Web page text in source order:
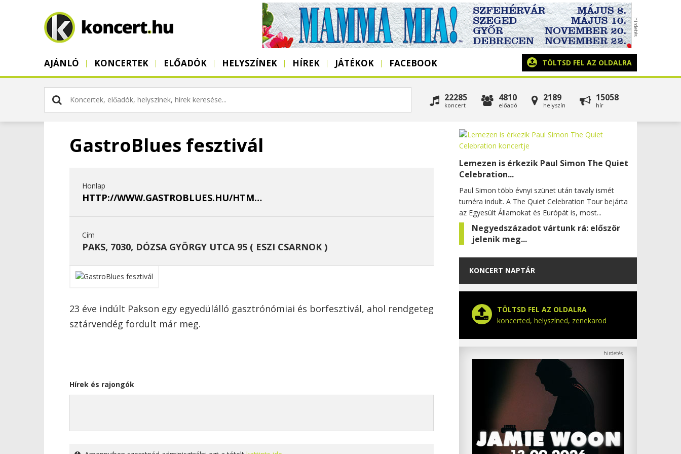
AJÁNLÓ KONCERTEK ELŐADÓK HELYSZÍNEK HÍREK JÁTÉKOK FACEBOOK TÖLTSD FEL AZ OLDALRA
22285
koncert
4810
előadó
2189
helyszín
15058
hír
GastroBlues fesztivál
Honlap
HTTP://WWW.GASTROBLUES.HU/HTMLS/F337MENU.HTML
Cím
PAKS, 7030, DÓZSA GYÖRGY UTCA 95 ( ESZI CSARNOK )
23 éve indúlt Pakson egy egyedülálló gasztrónómiai és borfesztivál, ahol rendgeteg
sztárvendég fordult már meg.
Hírek és rajongók
Lemezen is érkezik Paul Simon The Quiet
Celebration...
Paul Simon több évnyi szünet után tavaly ismét
turnéra indult. A The Quiet Celebration Tour bejárta
az Egyesült Államokat és Európát is, most...
Negyedszázadot vártunk rá: először
jelenik meg...
KONCERT NAPTÁR
TÖLTSD FEL AZ OLDALRA
koncerted, helyszíned, zenekarod